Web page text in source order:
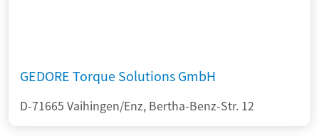
GEDORE Torque Solutions GmbH
D-71665 Vaihingen/Enz, Bertha-Benz-Str. 12